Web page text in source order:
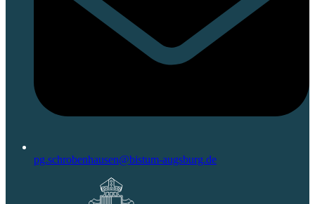
pg.schrobenhausen@bistum-augsburg.de